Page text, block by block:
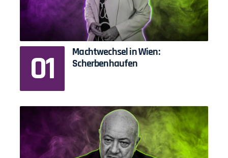
Machtwechsel in Wien:
Scherbenhaufen